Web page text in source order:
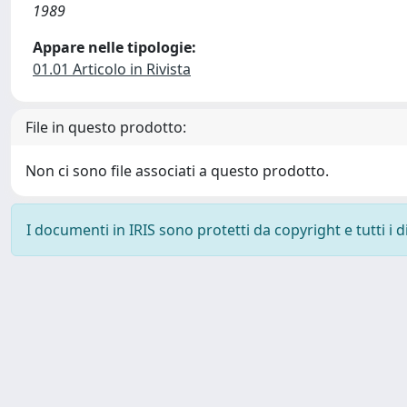
1989
Appare nelle tipologie:
01.01 Articolo in Rivista
File in questo prodotto:
Non ci sono file associati a questo prodotto.
I documenti in IRIS sono protetti da copyright e tutti i